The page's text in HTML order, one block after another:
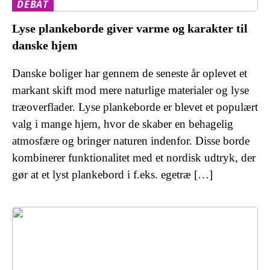
DEBAT
Lyse plankeborde giver varme og karakter til
danske hjem
Danske boliger har gennem de seneste år oplevet et
markant skift mod mere naturlige materialer og lyse
træoverflader. Lyse plankeborde er blevet et populært
valg i mange hjem, hvor de skaber en behagelig
atmosfære og bringer naturen indenfor. Disse borde
kombinerer funktionalitet med et nordisk udtryk, der
gør at et lyst plankebord i f.eks. egetræ […]